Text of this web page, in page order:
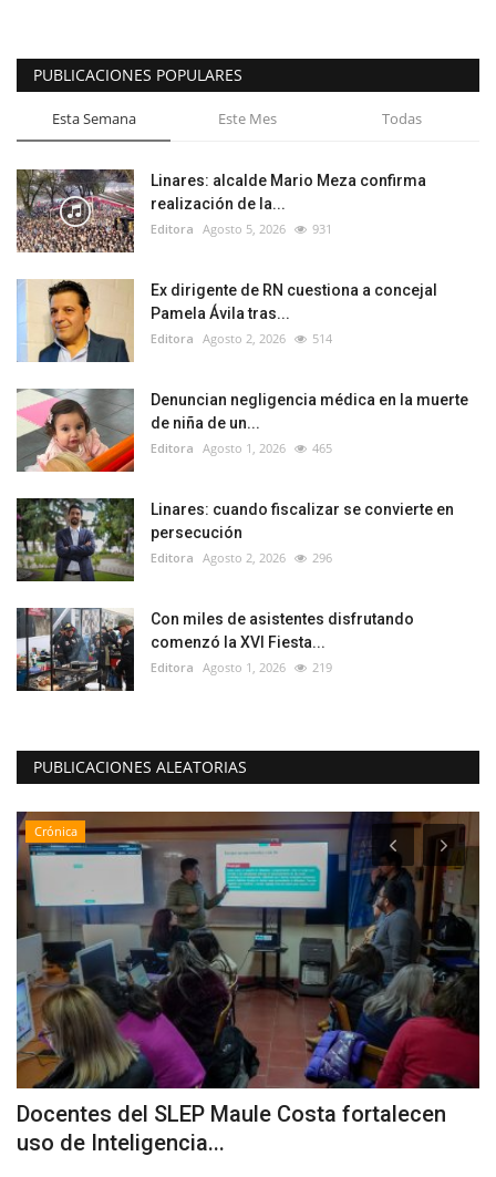
PUBLICACIONES POPULARES
Esta Semana Este Mes Todas
Linares: alcalde Mario Meza confirma
realización de la...
Editora Agosto 5, 2026 931
Ex dirigente de RN cuestiona a concejal
Pamela Ávila tras...
Editora Agosto 2, 2026 514
Denuncian negligencia médica en la muerte
de niña de un...
Editora Agosto 1, 2026 465
Linares: cuando fiscalizar se convierte en
persecución
Editora Agosto 2, 2026 296
Con miles de asistentes disfrutando
comenzó la XVI Fiesta...
Editora Agosto 1, 2026 219
PUBLICACIONES ALEATORIAS
Crónica
Docentes del SLEP Maule Costa fortalecen
uso de Inteligencia...